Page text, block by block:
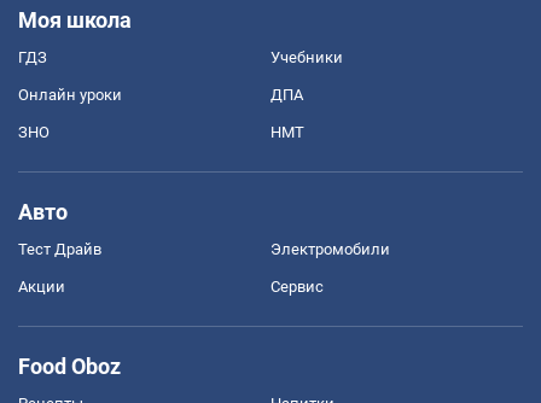
Моя школа
ГДЗ Учебники
Онлайн уроки ДПА
ЗНО НМТ
Авто
Тест Драйв Электромобили
Акции Сервис
Food Oboz